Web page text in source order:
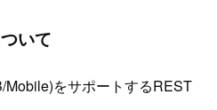
いて
をサポートするREST